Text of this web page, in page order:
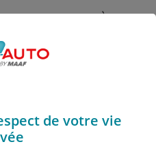
Rechercher À propos
d'assurance auto MAAF
de votre vie